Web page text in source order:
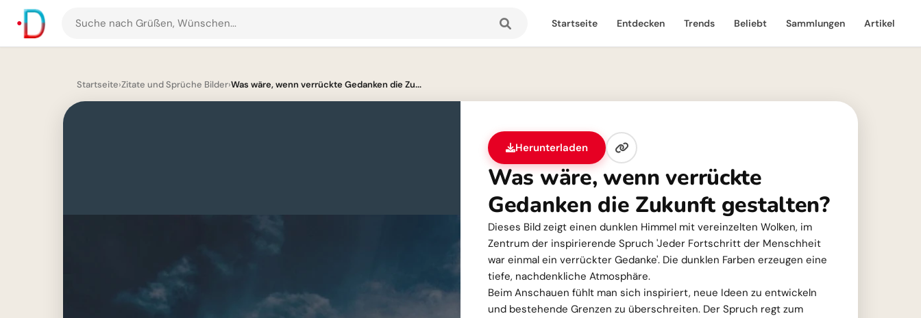
Suche
nach
und
Startseite Entdecken Trends Beliebt Sammlungen Artikel
Startseite›Zitate und Sprüche Bilder›Was wäre, wenn verrückte Gedanken die Zu...
Herunterladen
Was wäre, wenn verrückte
Gedanken die Zukunft gestalten?
Dieses Bild zeigt einen dunklen Himmel mit vereinzelten Wolken, im
Zentrum der inspirierende Spruch 'Jeder Fortschritt der Menschheit
war einmal ein verrückter Gedanke'. Die dunklen Farben erzeugen eine
tiefe, nachdenkliche Atmosphäre.
Beim Anschauen fühlt man sich inspiriert, neue Ideen zu entwickeln
und bestehende Grenzen zu überschreiten. Der Spruch regt zum